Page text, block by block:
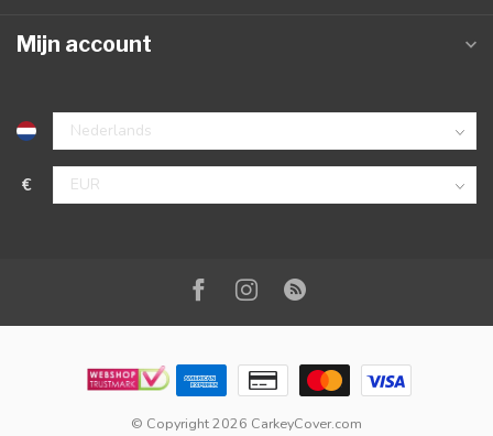
Mijn account
€
© Copyright 2026 CarkeyCover.com